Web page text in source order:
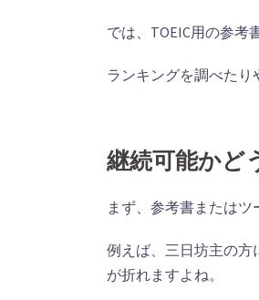
では、TOEIC用の参考
ランキングを調べたり
継続可能かど
まず、参考書またはツ
例えば、三日坊主の方
が折れますよね。